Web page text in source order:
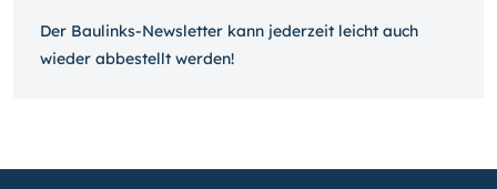
Der Baulinks-Newsletter kann jeder­zeit leicht auch
wieder ab­bestellt werden!